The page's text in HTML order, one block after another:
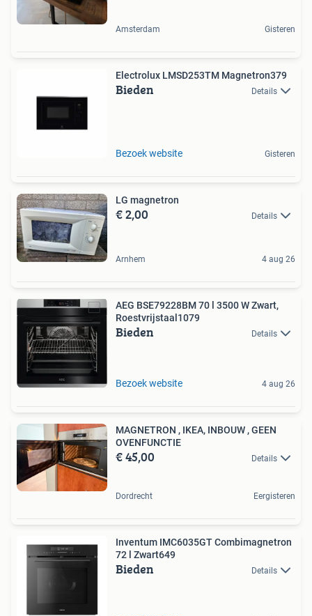
Amsterdam Gisteren
Electrolux LMSD253TM Magnetron379
Bieden Details
Bezoek website Gisteren
LG magnetron
€ 2,00 Details
Arnhem 4 aug 26
AEG BSE79228BM 70 l 3500 W Zwart,
Roestvrijstaal1079
Bieden Details
Bezoek website 4 aug 26
MAGNETRON , IKEA, INBOUW , GEEN
OVENFUNCTIE
€ 45,00 Details
Dordrecht Eergisteren
Inventum IMC6035GT Combimagnetron
72 l Zwart649
Bieden Details